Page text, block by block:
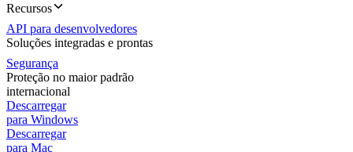
Recursos
API para desenvolvedores
Soluções integradas e prontas
Segurança
Proteção no maior padrão
internacional
Descarregar
para Windows
Descarregar
para Mac